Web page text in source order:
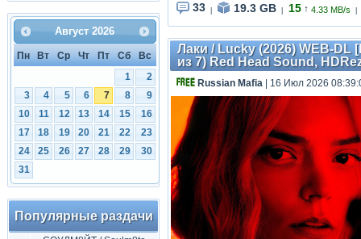
Август 2026
Пн Вт Ср Чт Пт Сб
Вс
1
2
3
4 5 6 7 8
9
10
11 12 13 14 15
16
17
18 19 20 21 22
23
24
25 26 27 28 29
30
31
Популярные раздачи
33 19.3 GB 15 ↑ 4.33 MB/s
Лаки / Lucky (2026) WEB-DL
из 7) Red Head Sound,
Russian Mafia | 16 Июл 2026